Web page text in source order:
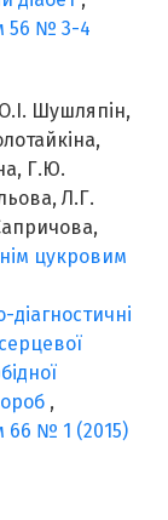
56 № 3-4
Шушляпін,
Г.Ю.
Л.Г.
цукровим
діагностичні
,
66 № 1 (2015)